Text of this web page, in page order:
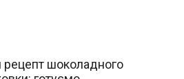
шоколадного